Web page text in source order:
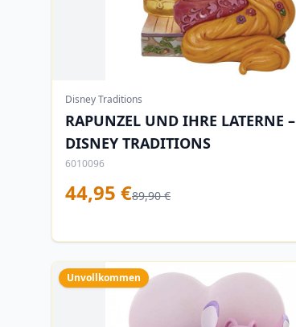
Disney Traditions
RAPUNZEL UND IHRE LATERNE –
DISNEY TRADITIONS
6010096
44,95 €89,90 €
Unvollkommen